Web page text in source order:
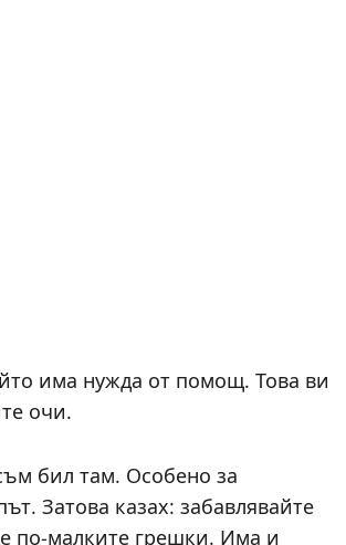
има нужда от помощ. Това ви
очи.
бил там. Особено за
Затова казах: забавлявайте
по-малките грешки. Има и